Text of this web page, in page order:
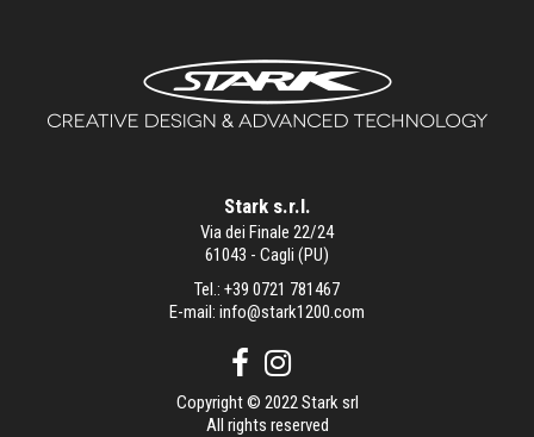
Stark s.r.l.
Via dei Finale 22/24
61043 - Cagli (PU)
Tel.: +39 0721 781467
E-mail: info@stark1200.com
Copyright © 2022 Stark srl
All rights reserved